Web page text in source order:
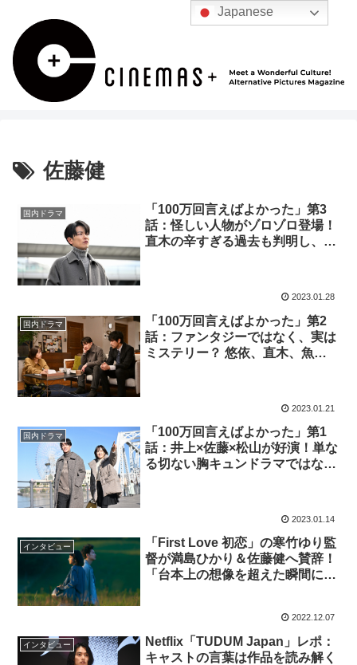
佐藤健
国内ドラマ
「100万回言えばよかった」第3
話：怪しい人物がゾロゾロ登場！
直木の辛すぎる過去も判明し、物
2023.01.28
国内ドラマ
「100万回言えばよかった」第2
話：ファンタジーではなく、実は
ミステリー？ 悠依、直木、魚住
2023.01.21
国内ドラマ
「100万回言えばよかった」第1
話：井上×佐藤×松山が好演！単な
る切ない胸キュンドラマではなさ
2023.01.14
インタビュー
「First Love 初恋」の寒竹ゆり監
督が満島ひかり＆佐藤健へ賛辞！
「台本上の想像を超えた瞬間に何
2022.12.07
インタビュー
Netflix「TUDUM Japan」レポ：
キャストの言葉は作品を読み解く
Japanese